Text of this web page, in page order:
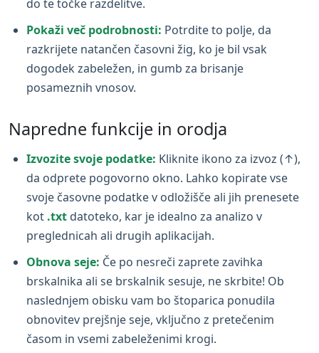
do te točke razdelitve.
Pokaži več podrobnosti: Potrdite to polje, da
razkrijete natančen časovni žig, ko je bil vsak
dogodek zabeležen, in gumb za brisanje
posameznih vnosov.
Napredne funkcije in orodja
Izvozite svoje podatke: Kliknite ikono za izvoz (↑),
da odprete pogovorno okno. Lahko kopirate vse
svoje časovne podatke v odložišče ali jih prenesete
kot .txt datoteko, kar je idealno za analizo v
preglednicah ali drugih aplikacijah.
Obnova seje: Če po nesreči zaprete zavihka
brskalnika ali se brskalnik sesuje, ne skrbite! Ob
naslednjem obisku vam bo štoparica ponudila
obnovitev prejšnje seje, vključno z pretečenim
časom in vsemi zabeleženimi krogi.